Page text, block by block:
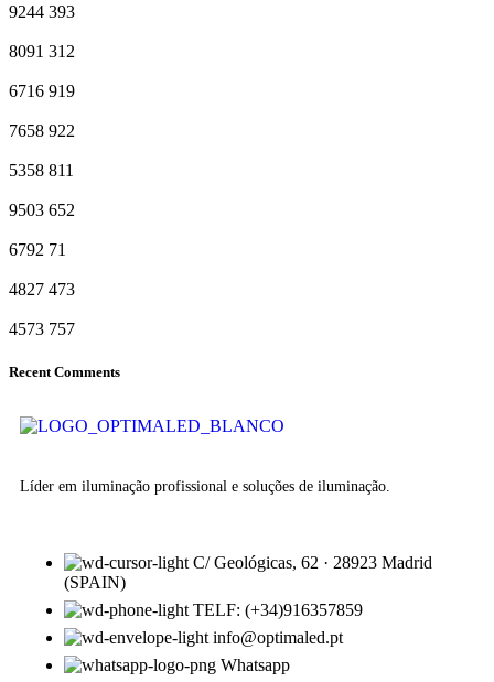
9244 393
8091 312
6716 919
7658 922
5358 811
9503 652
6792 71
4827 473
4573 757
Recent Comments
Líder em iluminação profissional e soluções de iluminação.
C/ Geológicas, 62 · 28923 Madrid
(SPAIN)
TELF: (+34)916357859
info@optimaled.pt
Whatsapp